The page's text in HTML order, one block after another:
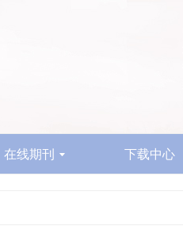
在线期刊 下载中心